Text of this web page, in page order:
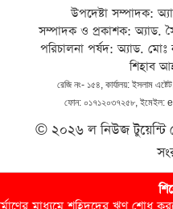
উপদেষ্টা সম্পাদক:
সম্পাদক ও প্রকাশক: অ্যাড.
পরিচালনা পর্ষদ: অ্যাড.
শিহাব
রেজি নং- ১৫৪, কার্যালয়: ইসলাম
ফোন: ০১৭১২০৩৭২৫৮,
© ২০২৬ ল নিউজ টুয়েন্টি